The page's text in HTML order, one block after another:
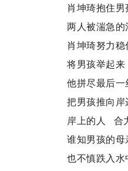
肖坤琦抱住男
两人被湍急
肖坤琦努力
将男孩举起来
他拼尽最后一
把男孩推向岸
岸上的人 合
谁知男孩的
也不慎跌入水